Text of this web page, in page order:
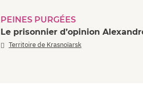
PEINES PURGÉES
Le prisonnier d’opinion
Territoire de Krasnoïarsk